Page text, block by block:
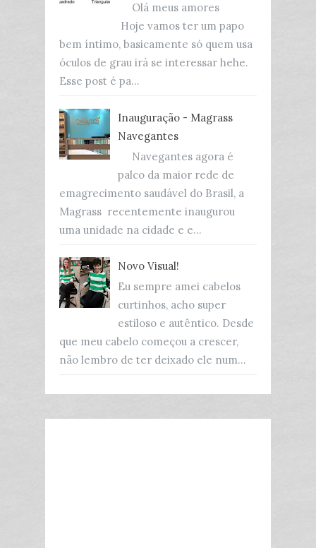
Olá meus amores
Hoje vamos ter um papo
bem íntimo, basicamente só quem usa
óculos de grau irá se interessar hehe.
Esse post é pa...
Inauguração - Magrass
Navegantes
Navegantes agora é
palco da maior rede de
emagrecimento saudável do Brasil, a
Magrass recentemente inaugurou
uma unidade na cidade e e...
Novo Visual!
Eu sempre amei cabelos
curtinhos, acho super
estiloso e autêntico. Desde
que meu cabelo começou a crescer,
não lembro de ter deixado ele num...